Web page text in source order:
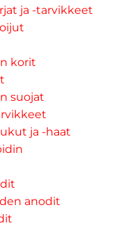
ja -tarvikkeet
korit
suojat
ja -haat
anodit